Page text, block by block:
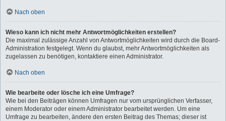
Nach oben
Wieso kann ich nicht mehr Antwortmöglichkeiten erstellen?
Die maximal zulässige Anzahl von Antwortmöglichkeiten wird durch die Board-
Administration festgelegt. Wenn du glaubst, mehr Antwortmöglichkeiten als
zugelassen zu benötigen, kontaktiere einen Administrator.
Nach oben
Wie bearbeite oder lösche ich eine Umfrage?
Wie bei den Beiträgen können Umfragen nur vom ursprünglichen Verfasser,
einem Moderator oder einem Administrator bearbeitet werden. Um eine
Umfrage zu bearbeiten, ändere den ersten Beitrag des Themas; dieser ist